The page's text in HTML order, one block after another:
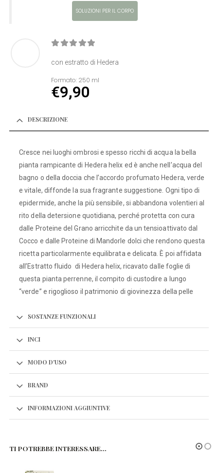
SOLUZIONI PER IL CORPO
con estratto di Hedera
Formato: 250 ml
€9,90
DESCRIZIONE
Cresce nei luoghi ombrosi e spesso ricchi di acqua la bella
pianta rampicante di Hedera helix ed è anche nell’acqua del
bagno o della doccia che l’accordo profumato Hedera, verde
e vitale, diffonde la sua fragrante suggestione. Ogni tipo di
epidermide, anche la più sensibile, si abbandona volentieri al
rito della detersione quotidiana, perché protetta con cura
dalle Proteine del Grano arricchite da un tensioattivato dal
Cocco e dalle Proteine di Mandorle dolci che rendono questa
ricetta particolarmente equilibrata e delicata. È poi affidata
all’Estratto fluido di Hedera helix, ricavato dalle foglie di
questa pianta perrenne, il compito di custodire a lungo
“verde” e rigoglioso il patrimonio di giovinezza della pelle
SOSTANZE FUNZIONALI
INCI
MODO D'USO
BRAND
INFORMAZIONI AGGIUNTIVE
TI POTREBBE INTERESSARE…